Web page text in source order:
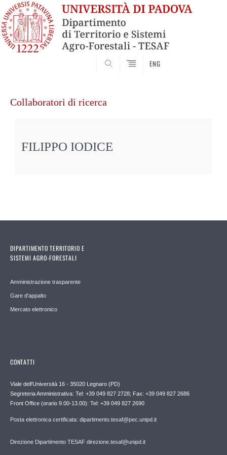
ENG
contenuto
Collaboratori di ricerca
FILIPPO IODICE
DIPARTIMENTO TERRITORIO E
SISTEMI AGRO-FORESTALI
Amministrazione trasparente
Gare d'appalto
Mercato elettronico
CONTATTI
Viale dell'Università 16 - 35020 Legnaro (PD)
Segreteria Amministrativa: Tel: +39 049 827 2728; Fax: +39 049 827 2686
Front Office (orario 9.00-13.00): Tel: +39 049 827 2690
Posta elettronica certificata: dipartimento.tesaf@pec.unipd.it
Direzione Dipartimento TESAF direzione.tesaf@unipd.it